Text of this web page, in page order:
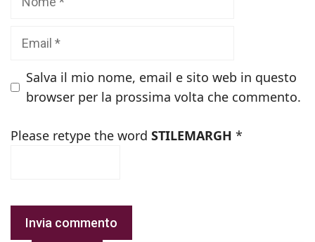
Salva il mio nome, email e sito web in questo
browser per la prossima volta che commento.
Please retype the word STILEMARGH *